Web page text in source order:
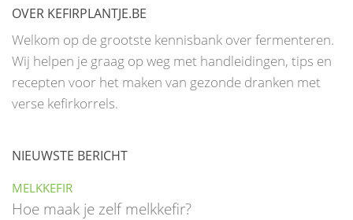
OVER KEFIRPLANTJE.BE
Welkom op de grootste kennisbank over fermenteren.
Wij helpen je graag op weg met handleidingen, tips en
recepten voor het maken van gezonde dranken met
verse kefirkorrels.
NIEUWSTE BERICHT
MELKKEFIR
Hoe maak je zelf melkkefir?